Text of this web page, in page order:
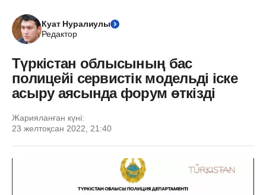
Куат Нуралиулы
Редактор
Түркістан облысының бас
полицейі сервистік модельді іске
асыру аясында форум өткізді
Жарияланған күні:
23 желтоқсан 2022, 21:40